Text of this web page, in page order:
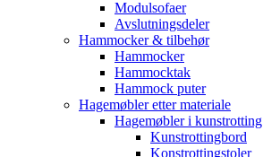
Modulsofaer
Avslutningsdeler
Hammocker & tilbehør
Hammocker
Hammocktak
Hammock puter
Hagemøbler etter materiale
Hagemøbler i kunstrotting
Kunstrottingbord
Konstrottingstoler